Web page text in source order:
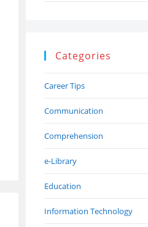
Categories
Career Tips
Communication
Comprehension
e-Library
Education
Information Technology